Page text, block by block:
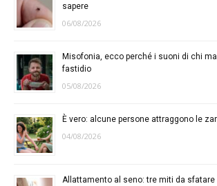
sapere
06/08/2026
Misofonia, ecco perché i suoni di chi
fastidio
05/08/2026
È vero: alcune persone attraggono le
04/08/2026
Allattamento al seno: tre miti da sfatare